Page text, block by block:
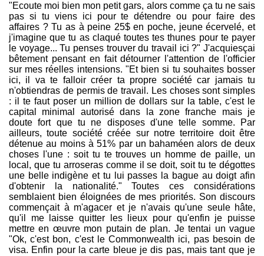
"Ecoute moi bien mon petit gars, alors comme ça tu ne sais
pas si tu viens ici pour te détendre ou pour faire des
affaires ? Tu as à peine 25$ en poche, jeune écervelé, et
j'imagine que tu as claqué toutes tes thunes pour te payer
le voyage... Tu penses trouver du travail ici ?" J'acquiesçai
bêtement pensant en fait détourner l'attention de l'officier
sur mes réelles intensions. "Et bien si tu souhaites bosser
ici, il va te falloir créer ta propre société car jamais tu
n'obtiendras de permis de travail. Les choses sont simples
: il te faut poser un million de dollars sur la table, c'est le
capital minimal autorisé dans la zone franche mais je
doute fort que tu ne disposes d'une telle somme. Par
ailleurs, toute société créée sur notre territoire doit être
détenue au moins à 51% par un bahaméen alors de deux
choses l'une : soit tu te trouves un homme de paille, un
local, que tu arroseras comme il se doit, soit tu te dégottes
une belle indigène et tu lui passes la bague au doigt afin
d'obtenir la nationalité." Toutes ces considérations
semblaient bien éloignées de mes priorités. Son discours
commençait à m'agacer et je n'avais qu'une seule hâte,
qu'il me laisse quitter les lieux pour qu'enfin je puisse
mettre en œuvre mon putain de plan. Je tentai un vague
"Ok, c'est bon, c'est le Commonwealth ici, pas besoin de
visa. Enfin pour la carte bleue je dis pas, mais tant que je